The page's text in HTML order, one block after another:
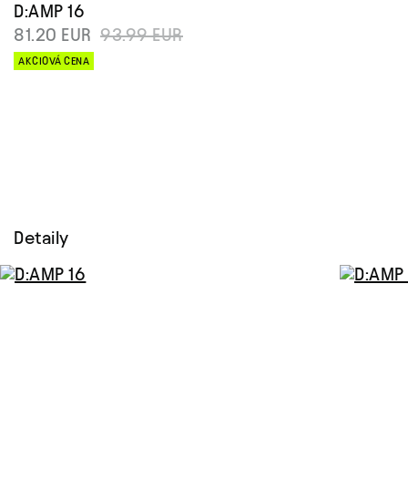
D:AMP 16
81.20 EUR93.99 EUR
AKCIOVÁ CENA
Detaily